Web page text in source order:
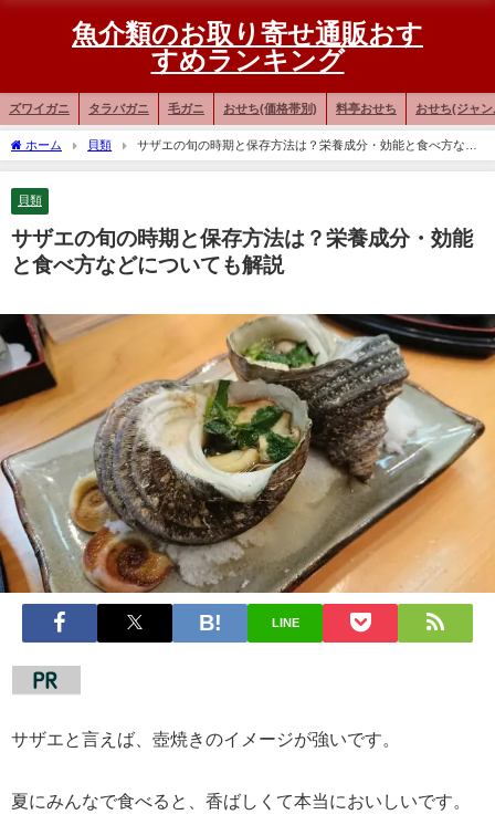
魚介類のお取り寄せ通販おす
すめランキング
ズワイガニ タラバガニ 毛ガニ おせち(価格帯別) 料亭おせち おせち(ジャ
ホーム 貝類
サザエの旬の時期と保存方法は？栄養成分・効能と食べ方など
についても解説
貝類
サザエの旬の時期と保存方法は？栄養成分・効能
と食べ方などについても解説
LINE
サザエと言えば、壺焼きのイメージが強いです。
夏にみんなで食べると、香ばしくて本当においしいです。